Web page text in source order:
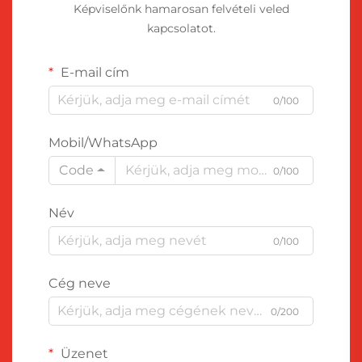
Képviselőnk hamarosan felvételi veled
kapcsolatot.
E-mail cím
0/100
Mobil/WhatsApp
Code
0/100
Név
0/100
Cég neve
0/200
Üzenet